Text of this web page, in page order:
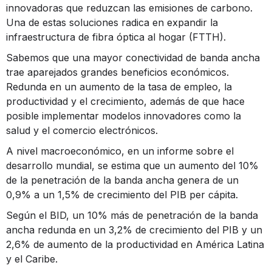
innovadoras que reduzcan las emisiones de carbono.
Una de estas soluciones radica en expandir la
infraestructura de fibra óptica al hogar (FTTH).
Sabemos que una mayor conectividad de banda ancha
trae aparejados grandes beneficios económicos.
Redunda en un aumento de la tasa de empleo, la
productividad y el crecimiento, además de que hace
posible implementar modelos innovadores como la
salud y el comercio electrónicos.
A nivel macroeconómico, en un informe sobre el
desarrollo mundial, se estima que un aumento del 10%
de la penetración de la banda ancha genera de un
0,9% a un 1,5% de crecimiento del PIB per cápita.
Según el BID, un 10% más de penetración de la banda
ancha redunda en un 3,2% de crecimiento del PIB y un
2,6% de aumento de la productividad en América Latina
y el Caribe.